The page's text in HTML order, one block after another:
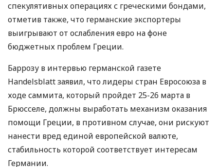
спекулятивных операциях с греческими бондами,
отметив также, что германские экспортеры
выигрывают от ослабления евро на фоне
бюджетных проблем Греции.
Баррозу в интервью германской газете
Handelsblatt заявил, что лидеры стран Евросоюза в
ходе саммита, который пройдет 25-26 марта в
Брюсселе, должны выработать механизм оказания
помощи Греции, в противном случае, они рискуют
нанести вред единой европейской валюте,
стабильность которой соответствует интересам
Германии.